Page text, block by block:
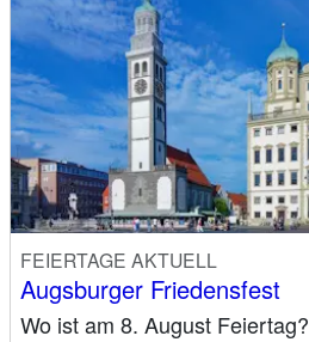
FEIERTAGE AKTUELL
Augsburger Friedensfest
Wo ist am 8. August Feiertag?